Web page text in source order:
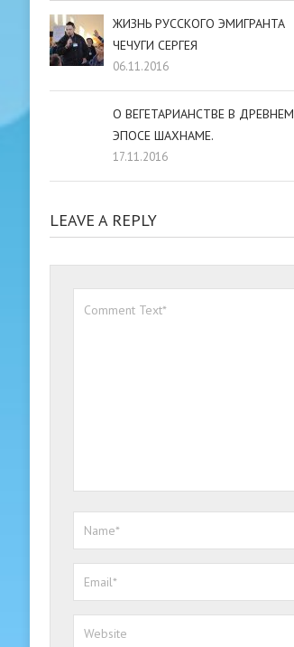
ЖИЗНЬ РУССКОГО ЭМИГРАНТА
ЧЕЧУГИ СЕРГЕЯ
06.11.2016
О ВЕГЕТАРИАНСТВЕ В ДРЕВНЕМ
ЭПОСЕ ШАХНАМЕ.
17.11.2016
LEAVE A REPLY